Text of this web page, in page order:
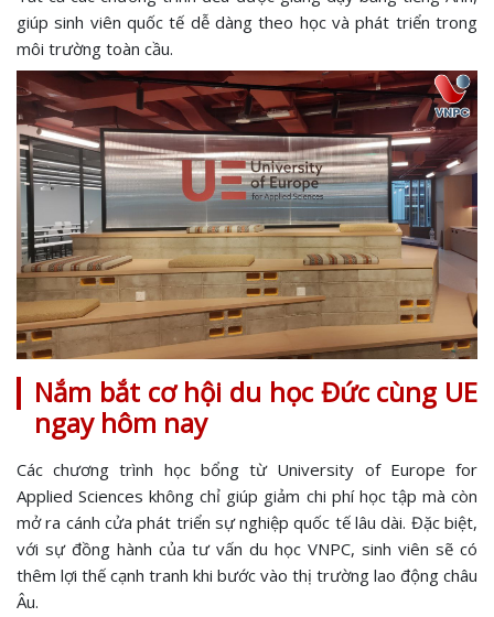
giúp sinh viên quốc tế dễ dàng theo học và phát triển trong
môi trường toàn cầu.
Nắm bắt cơ hội du học Đức cùng UE
ngay hôm nay
Các chương trình học bổng từ University of Europe for
Applied Sciences không chỉ giúp giảm chi phí học tập mà còn
mở ra cánh cửa phát triển sự nghiệp quốc tế lâu dài. Đặc biệt,
với sự đồng hành của tư vấn du học VNPC, sinh viên sẽ có
thêm lợi thế cạnh tranh khi bước vào thị trường lao động châu
Âu.